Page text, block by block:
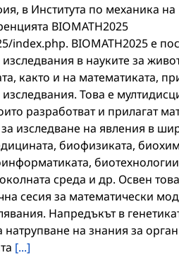
в Института по механика
BIOMATH2025
BIOMATH2025 е
в науките за
както и на математиката,
Това е
разработват и прилагат
изследване на явления в
биофизиката,
среда и др. Освен
сесия за математически
Напредъкът в
на знания за
[...]